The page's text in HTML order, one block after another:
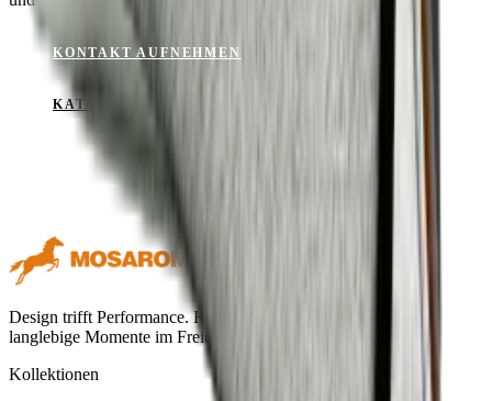
KONTAKT AUFNEHMEN
KATALOG ANSEHEN
Design trifft Performance. Hochwertige Outdoor-Textilien für
langlebige Momente im Freien.
Kollektionen